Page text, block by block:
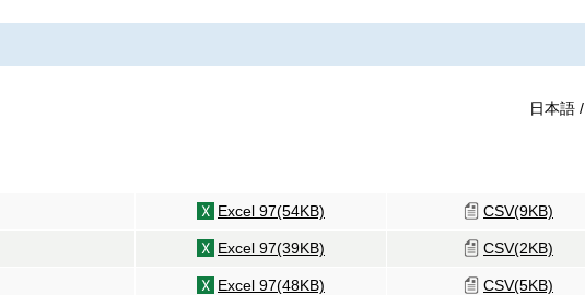
日本語 /
Excel 97(54KB) CSV(9KB)
Excel 97(39KB) CSV(2KB)
Excel 97(48KB) CSV(5KB)